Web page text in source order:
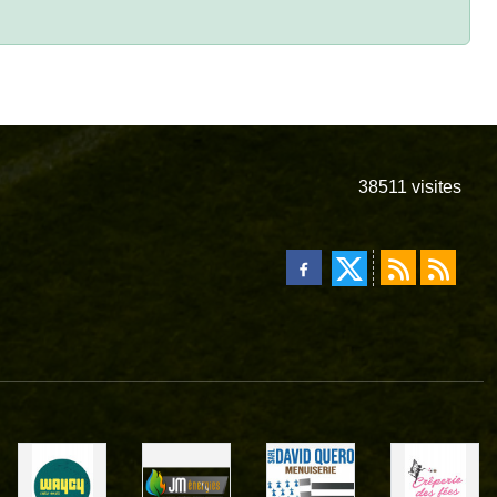
38511 visites